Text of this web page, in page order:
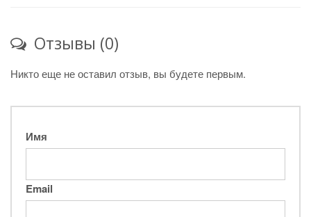
Отзывы (0)
Никто еще не оставил отзыв, вы будете первым.
Имя
Email